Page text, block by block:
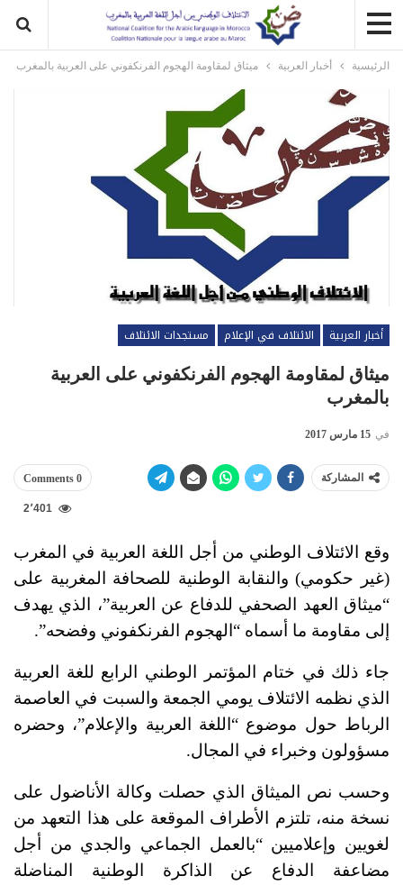
الرئيسية أخبار العربية ميثاق لمقاومة الهجوم الفرنكفوني على العربية بالمغرب
أخبار العربية الائتلاف في الإعلام
مستجدات الائتلاف
ميثاق لمقاومة الهجوم الفرنكفوني على العربية
بالمغرب
في 15 مارس 2017
المشاركة 0 Comments
2٬401
وقع الائتلاف الوطني من أجل اللغة العربية في المغرب
(غير حكومي) والنقابة الوطنية للصحافة المغربية على
“ميثاق العهد الصحفي للدفاع عن العربية”، الذي يهدف
إلى مقاومة ما أسماه “الهجوم الفرنكفوني وفضحه”.
جاء ذلك في ختام المؤتمر الوطني الرابع للغة العربية
الذي نظمه الائتلاف يومي الجمعة والسبت في العاصمة
الرباط حول موضوع “اللغة العربية والإعلام”، وحضره
مسؤولون وخبراء في المجال.
وحسب نص الميثاق الذي حصلت وكالة الأناضول على
نسخة منه، تلتزم الأطراف الموقعة على هذا التعهد من
لغويين وإعلاميين “بالعمل الجماعي والجدي من أجل
مضاعفة الدفاع عن الذاكرة الوطنية المناضلة